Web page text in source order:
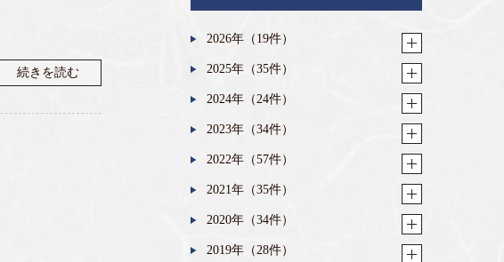
続きを読む
2026年（19件）
2025年（35件）
2024年（24件）
2023年（34件）
2022年（57件）
2021年（35件）
2020年（34件）
2019年（28件）